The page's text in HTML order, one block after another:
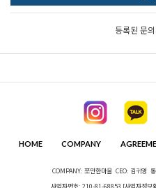
등록된 문
HOME COMPANY
COMPANY: 쪼만한마을 CEO: 김귀영
사업자번호: 210-81-68853 [사업자정보